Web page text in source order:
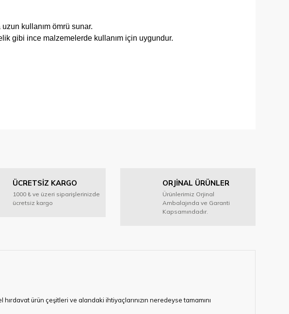
kullanım ömrü sunar.
gibi ince malzemelerde kullanım için uygundur.
ÜCRETSİZ KARGO
1000 ₺ ve üzeri siparişlerinizde
ücretsiz kargo
ORJİNAL ÜRÜNLER
Ürünlerimiz Orjinal
Ambalajında ve Garanti
Kapsamındadır.
ürün çeşitleri ve alandaki ihtiyaçlarınızın neredeyse tamamını